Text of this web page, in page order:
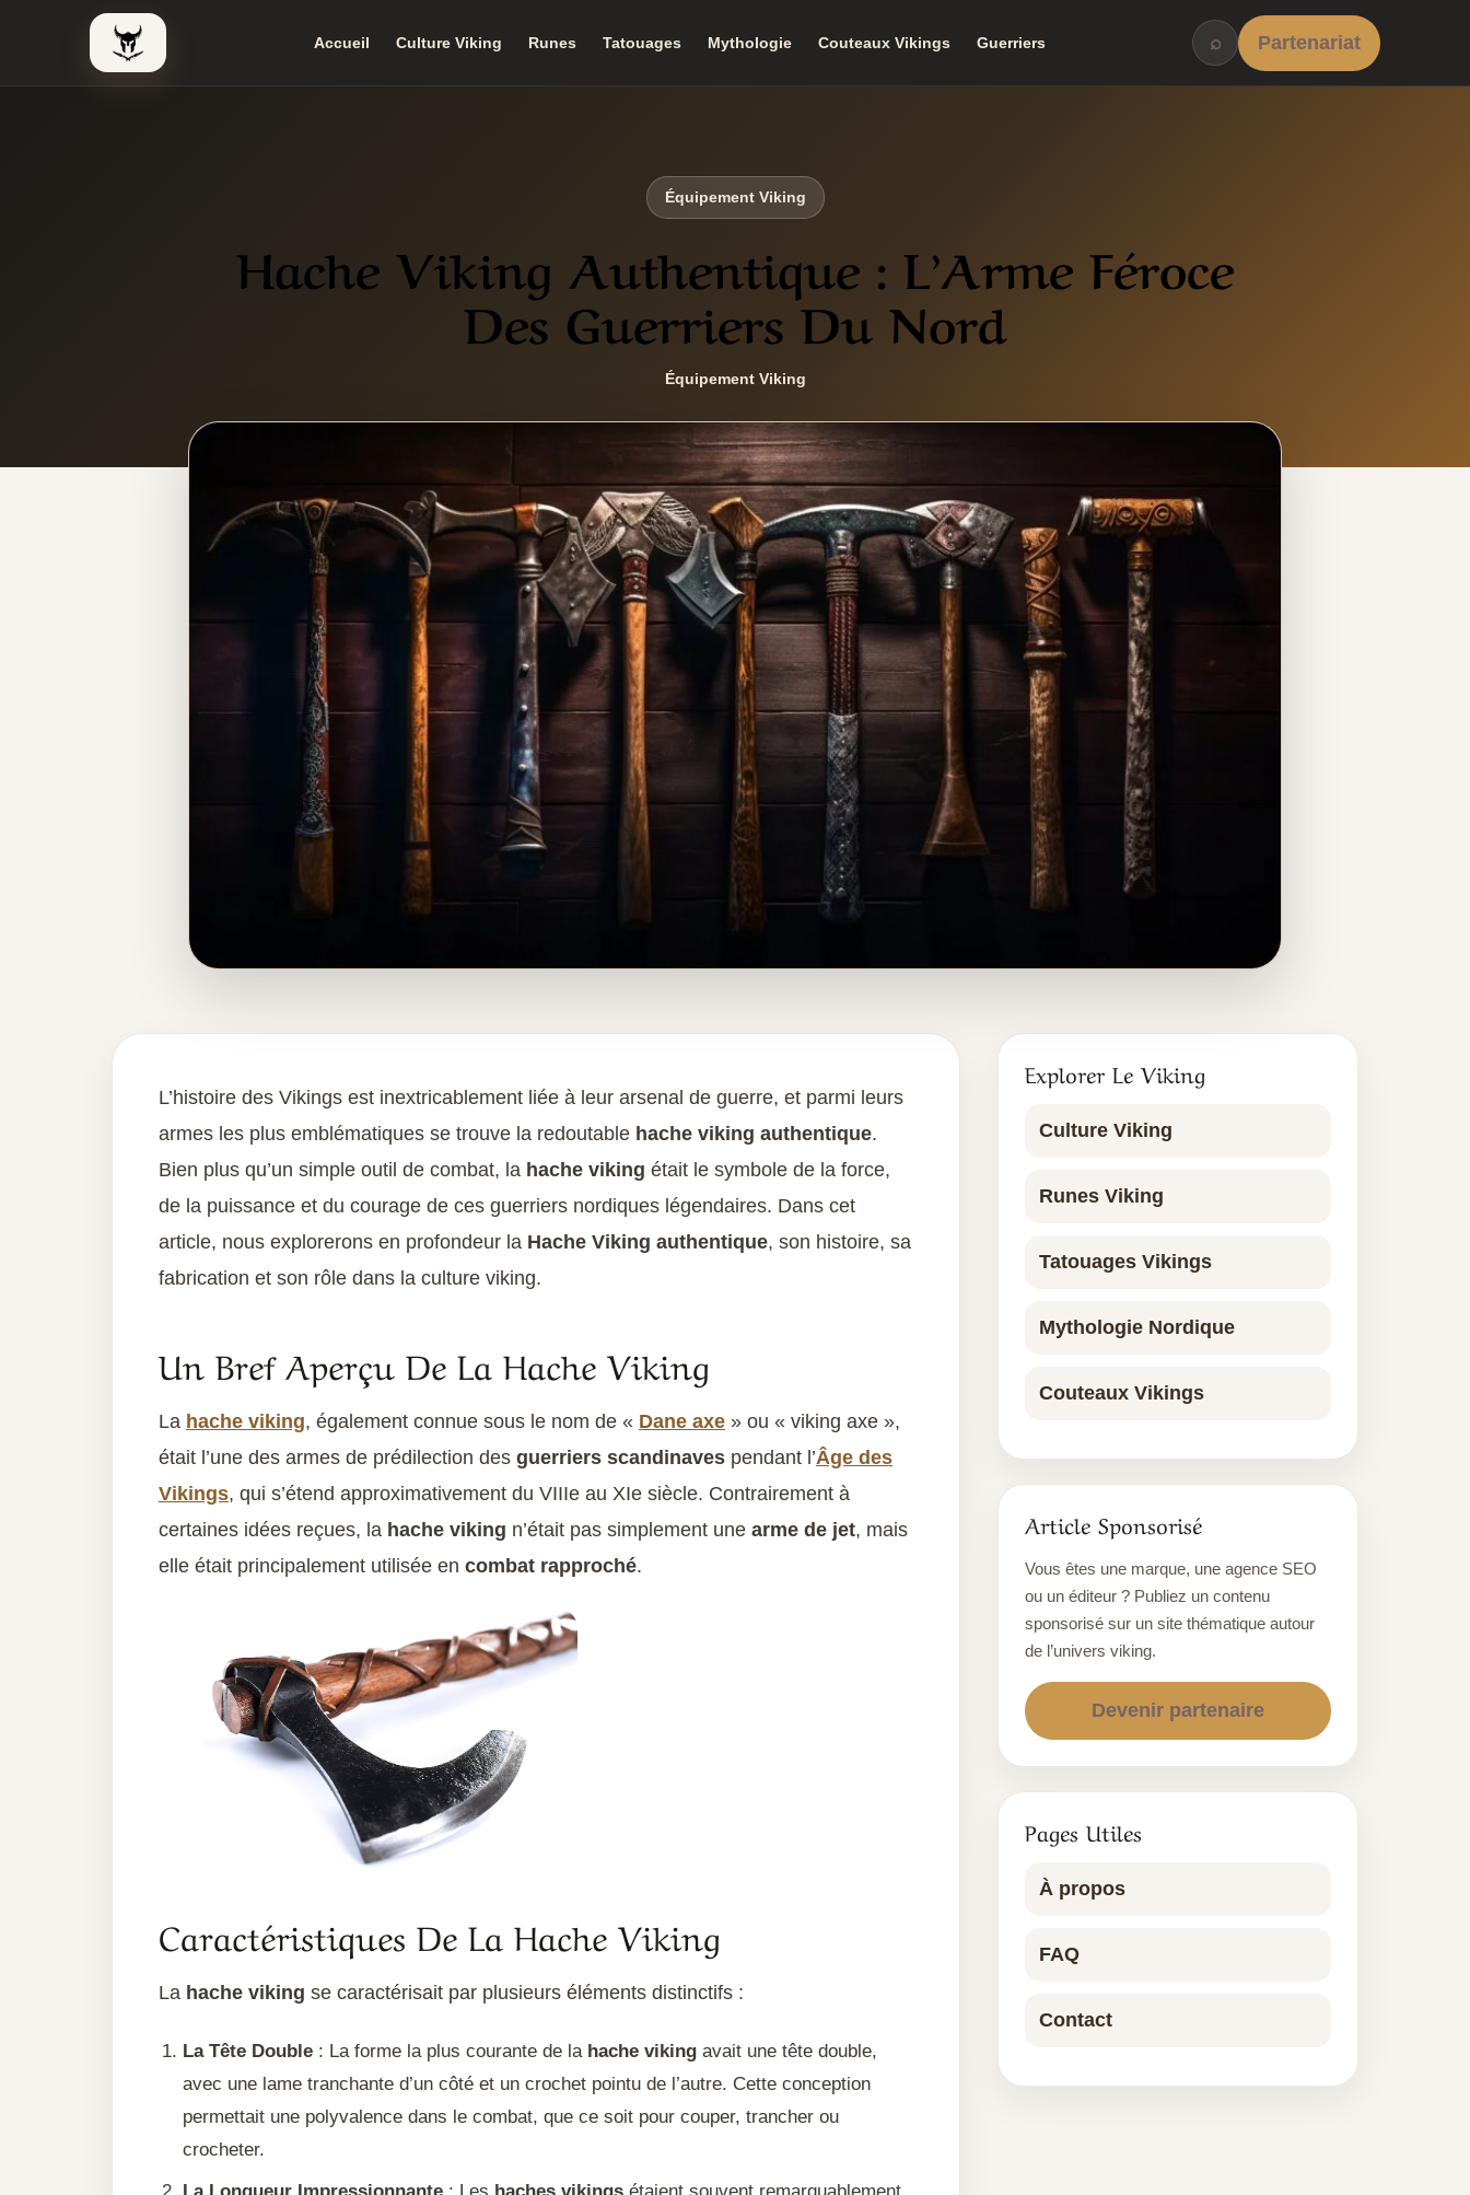
Le Viking Couteau
Accueil Culture Viking Runes Tatouages Mythologie Couteaux Vikings Guerriers ⌕ Partenariat
Équipement Viking
Hache Viking Authentique : L’Arme Féroce
Des Guerriers Du Nord
Équipement Viking
L’histoire des Vikings est inextricablement liée à leur arsenal de guerre, et parmi leurs
armes les plus emblématiques se trouve la redoutable hache viking authentique.
Bien plus qu’un simple outil de combat, la hache viking était le symbole de la force,
de la puissance et du courage de ces guerriers nordiques légendaires. Dans cet
article, nous explorerons en profondeur la Hache Viking authentique, son histoire, sa
fabrication et son rôle dans la culture viking.
Un Bref Aperçu De La Hache Viking
La hache viking, également connue sous le nom de « Dane axe » ou « viking axe »,
était l’une des armes de prédilection des guerriers scandinaves pendant l’Âge des
Vikings, qui s’étend approximativement du VIIIe au XIe siècle. Contrairement à
certaines idées reçues, la hache viking n’était pas simplement une arme de jet, mais
elle était principalement utilisée en combat rapproché.
Caractéristiques De La Hache Viking
La hache viking se caractérisait par plusieurs éléments distinctifs :
La Tête Double : La forme la plus courante de la hache viking avait une tête double,
avec une lame tranchante d’un côté et un crochet pointu de l’autre. Cette conception
permettait une polyvalence dans le combat, que ce soit pour couper, trancher ou
crocheter.
Explorer Le Viking
Culture Viking
Runes Viking
Tatouages Vikings
Mythologie Nordique
Couteaux Vikings
Article Sponsorisé
Vous êtes une marque, une agence SEO
ou un éditeur ? Publiez un contenu
sponsorisé sur un site thématique autour
de l’univers viking.
Devenir partenaire
Pages Utiles
À propos
FAQ
Contact